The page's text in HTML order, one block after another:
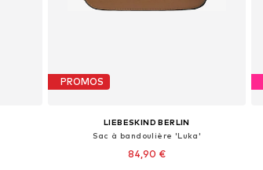
PROMOS
LIEBESKIND BERLIN
Sac à bandoulière 'Luka'
84,90 €